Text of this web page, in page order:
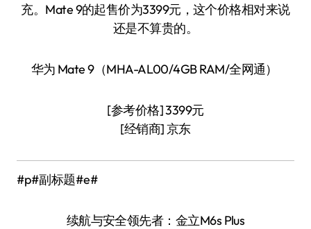
充。Mate 9的起售价为3399元，这个价格相对来说
还是不算贵的。
华为 Mate 9（MHA-AL00/4GB RAM/全网通）
[参考价格] 3399元
[经销商] 京东
#p#副标题#e#
续航与安全领先者：金立M6s Plus